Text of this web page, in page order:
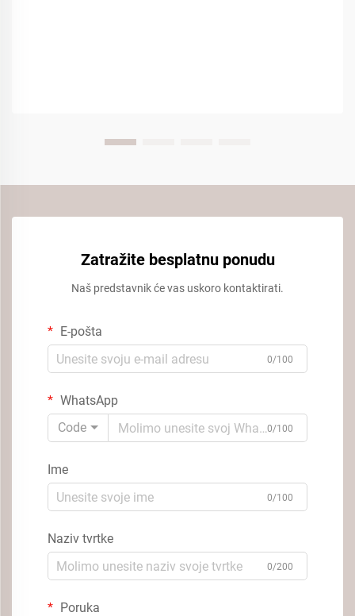
Zatražite besplatnu ponudu
Naš predstavnik će vas uskoro kontaktirati.
E-pošta
0/100
WhatsApp
Code
0/100
Ime
0/100
Naziv tvrtke
0/200
Poruka